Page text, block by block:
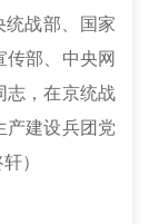
统战部、国家
传部、中央网
志，在京统战
产建设兵团党
轩）